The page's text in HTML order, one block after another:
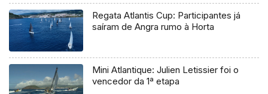
Regata Atlantis Cup: Participantes já
saíram de Angra rumo à Horta
Mini Atlantique: Julien Letissier foi o
vencedor da 1ª etapa